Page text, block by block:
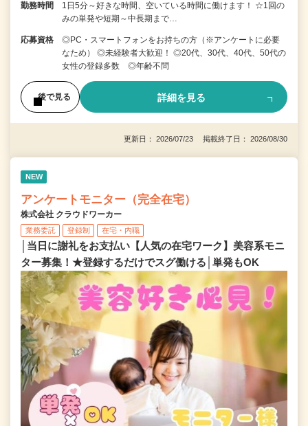
勤務時間
1日5分～好きな時間、空いている時間に働けます！ ☆1回の
みの単発や短期～中長期まで…
応募資格
◎PC・スマートフォンをお持ちの方（※アンケートに必要
なため） ◎未経験者大歓迎！ ◎20代、30代、40代、50代の
女性の登録多数 ◎年齢不問
後で見る 詳細を見る
更新日： 2026/07/23 掲載終了日： 2026/08/30
NEW
アンケートモニター（完全在宅）
株式会社 クラウドワーカー
業務委託 登録制 在宅・内職
│当日に謝礼をお支払い【人気の在宅ワーク】美容系モニ
ター募集！★登録するだけでスグ働ける│単発もOK